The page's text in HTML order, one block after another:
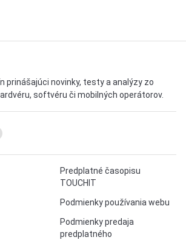
prinášajúci novinky, testy a analýzy zo
softvéru či mobilných operátorov.
Predplatné časopisu
TOUCHIT
Podmienky používania webu
Podmienky predaja
predplatného